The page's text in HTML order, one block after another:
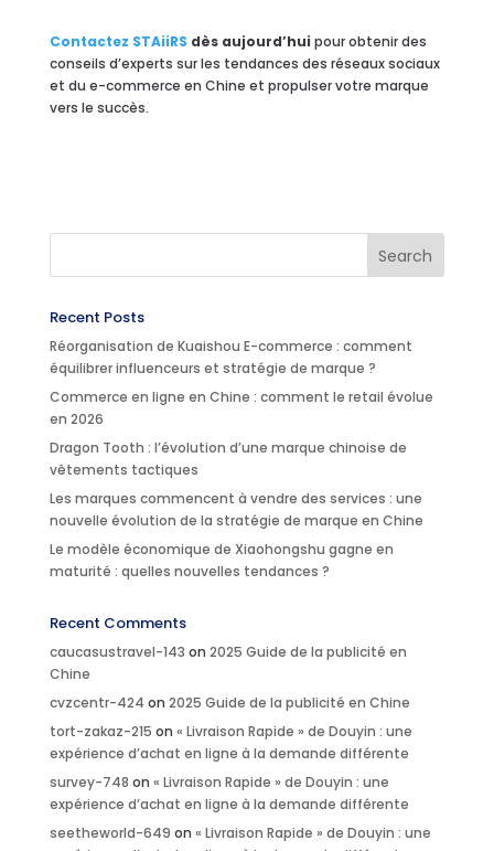
Contactez STAiiRS dès aujourd’hui pour obtenir des
conseils d’experts sur les tendances des réseaux sociaux
et du e-commerce en Chine et propulser votre marque
vers le succès.
Recent Posts
Réorganisation de Kuaishou E-commerce : comment
équilibrer influenceurs et stratégie de marque ?
Commerce en ligne en Chine : comment le retail évolue
en 2026
Dragon Tooth : l’évolution d’une marque chinoise de
vêtements tactiques
Les marques commencent à vendre des services : une
nouvelle évolution de la stratégie de marque en Chine
Le modèle économique de Xiaohongshu gagne en
maturité : quelles nouvelles tendances ?
Recent Comments
caucasustravel-143 on 2025 Guide de la publicité en
Chine
cvzcentr-424 on 2025 Guide de la publicité en Chine
tort-zakaz-215 on « Livraison Rapide » de Douyin : une
expérience d’achat en ligne à la demande différente
survey-748 on « Livraison Rapide » de Douyin : une
expérience d’achat en ligne à la demande différente
seetheworld-649 on « Livraison Rapide » de Douyin : une